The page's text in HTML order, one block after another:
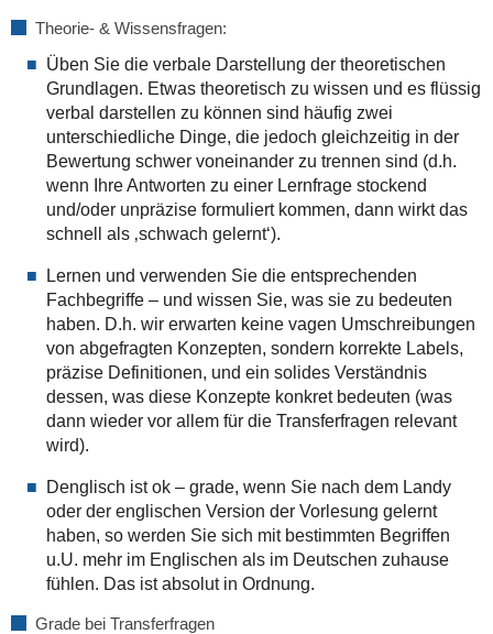
Theorie- & Wissensfragen:
Üben Sie die verbale Darstellung der theoretischen
Grundlagen. Etwas theoretisch zu wissen und es flüssig
verbal darstellen zu können sind häufig zwei
unterschiedliche Dinge, die jedoch gleichzeitig in der
Bewertung schwer voneinander zu trennen sind (d.h.
wenn Ihre Antworten zu einer Lernfrage stockend
und/oder unpräzise formuliert kommen, dann wirkt das
schnell als ‚schwach gelernt‘).
Lernen und verwenden Sie die entsprechenden
Fachbegriffe – und wissen Sie, was sie zu bedeuten
haben. D.h. wir erwarten keine vagen Umschreibungen
von abgefragten Konzepten, sondern korrekte Labels,
präzise Definitionen, und ein solides Verständnis
dessen, was diese Konzepte konkret bedeuten (was
dann wieder vor allem für die Transferfragen relevant
wird).
Denglisch ist ok – grade, wenn Sie nach dem Landy
oder der englischen Version der Vorlesung gelernt
haben, so werden Sie sich mit bestimmten Begriffen
u.U. mehr im Englischen als im Deutschen zuhause
fühlen. Das ist absolut in Ordnung.
Grade bei Transferfragen